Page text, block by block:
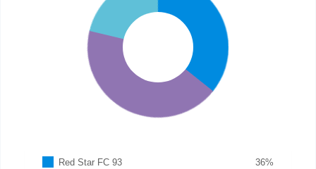
Red Star FC 93 %
36